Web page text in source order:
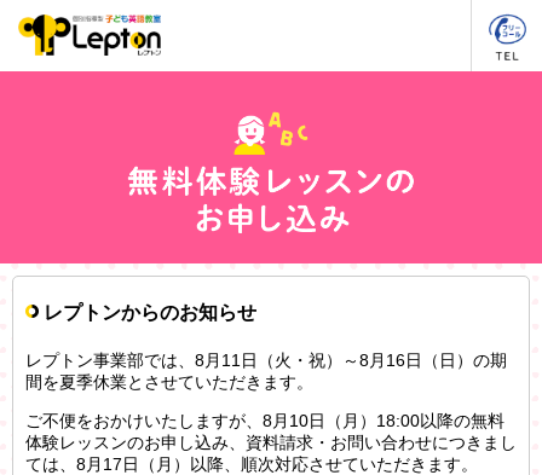
レプトンからのお知らせ
レプトン事業部では、8月11日（火・祝）～8月16日（日）の期
間を夏季休業とさせていただきます。
ご不便をおかけいたしますが、8月10日（月）18:00以降の無料
体験レッスンのお申し込み、資料請求・お問い合わせにつきまし
ては、8月17日（月）以降、順次対応させていただきます。